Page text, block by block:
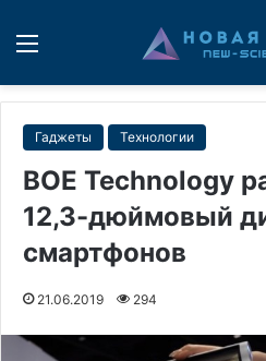
Гаджеты Технологии
BOE Technology
12,3-дюймовый
смартфонов
21.06.2019 294